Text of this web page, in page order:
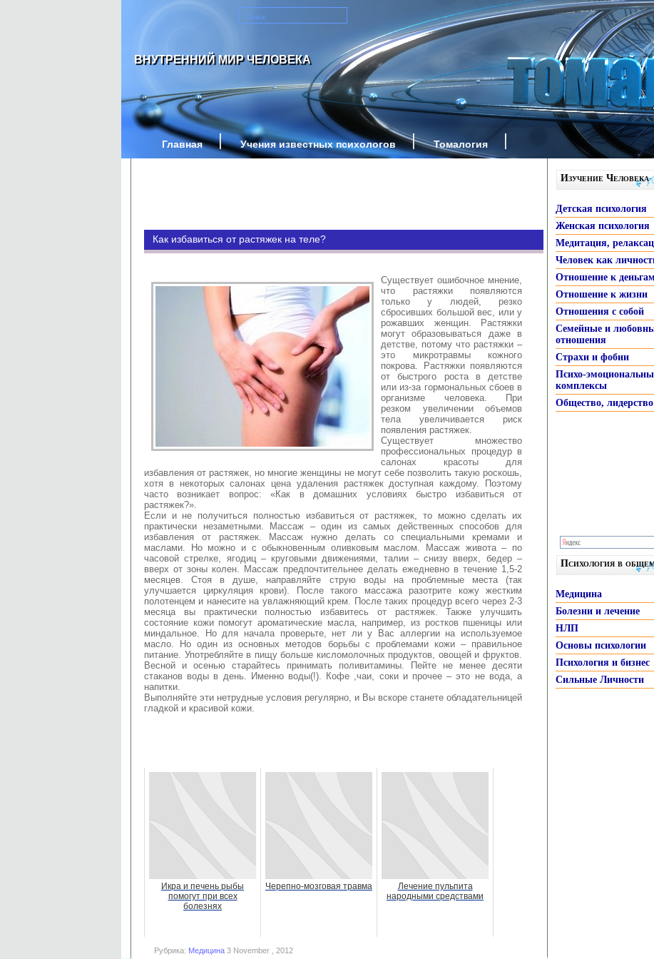
ВНУТРЕННИЙ МИР ЧЕЛОВЕКА
Главная Учения известных психологов Томалогия
Как избавиться от растяжек на теле?
Существует ошибочное мнение,
что растяжки появляются
только у людей, резко
сбросивших большой вес, или у
рожавших женщин. Растяжки
могут образовываться даже в
детстве , потому что растяжки –
это микротравмы кожного
покрова. Растяжки появляются
от быстрого роста в детстве
или из-за гормональных сбоев в
организме человека. При
резком увеличении объемов
тела увеличивается риск
появления растяжек.
Существует множество
профессиональных процедур в
салонах красоты для
избавления от растяжек, но многие женщины не могут себе позволить такую роскошь,
хотя в некоторых салонах цена удаления растяжек доступная каждому. Поэтому
часто возникает вопрос: «Как в домашних условиях быстро избавиться от
растяжек?».
Если и не получиться полностью избавиться от растяжек, то можно сделать их
практически незаметными. Массаж – один из самых действенных способов для
избавления от растяжек. Массаж нужно делать со специальными кремами и
маслами. Но можно и с обыкновенным оливковым маслом. Массаж живота – по
часовой стрелке, ягодиц – круговыми движениями, талии – снизу вверх, бедер –
вверх от зоны колен. Массаж предпочтительнее делать ежедневно в течение 1,5-2
месяцев. Стоя в душе, направляйте струю воды на проблемные места (так
улучшается циркуляция крови). После такого массажа разотрите кожу жестким
полотенцем и нанесите на увлажняющий крем. После таких процедур всего через 2-3
месяца вы практически полностью избавитесь от растяжек. Также улучшить
состояние кожи помогут ароматические масла, например, из ростков пшеницы или
миндальное. Но для начала проверьте, нет ли у Вас аллергии на используемое
масло. Но один из основных методов борьбы с проблемами кожи – правильное
питание. Употребляйте в пищу больше кисломолочных продуктов, овощей и фруктов.
Весной и осенью старайтесь принимать поливитамины. Пейте не менее десяти
стаканов воды в день. Именно воды(!). Кофе ,чаи, соки и прочее – это не вода, а
напитки.
Выполняйте эти нетрудные условия регулярно, и Вы вскоре станете обладательницей
гладкой и красивой кожи.
Икра и печень рыбы
помогут при всех
болезнях
Черепно-мозговая травма
Лечение пульпита
народными средствами
Рубрика: Медицина 3 November , 2012
Изучение Человека
Детская психология
Женская психология
Медитация,
Человек как
Отношение к деньгам
Отношение к жизни
Отношения с собой
Семейные и
отношения
Страхи и фобии
Психо-
комплексы
Общество, лидерство
Психология в
Медицина
Болезни и лечение
НЛП
Основы психологии
Психология и бизнес
Сильные Личности